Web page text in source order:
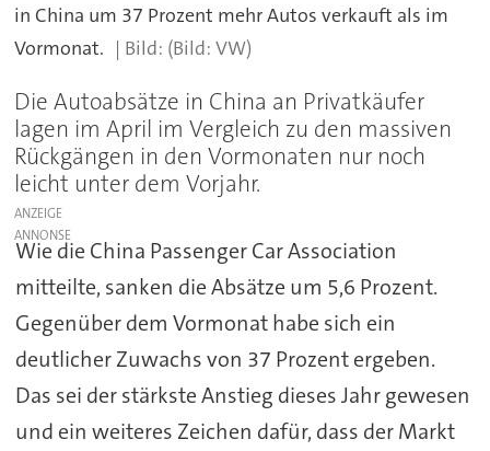
in China um 37 Prozent mehr Autos verkauft als im
Vormonat.
(Bild: VW)
Die Autoabsätze in China an Privatkäufer
lagen im April im Vergleich zu den massiven
Rückgängen in den Vormonaten nur noch
leicht unter dem Vorjahr.
ANZEIGE
Wie die China Passenger Car Association
mitteilte, sanken die Absätze um 5,6 Prozent.
Gegenüber dem Vormonat habe sich ein
deutlicher Zuwachs von 37 Prozent ergeben.
Das sei der stärkste Anstieg dieses Jahr gewesen
und ein weiteres Zeichen dafür, dass der Markt